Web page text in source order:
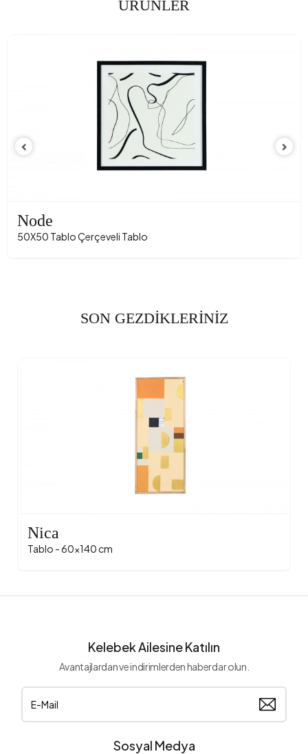
ÜRÜNLER
Node
50X50 Tablo Çerçeveli Tablo
SON GEZDİKLERİNİZ
Nica
Tablo - 60x140 cm
Kelebek Ailesine Katılın
Avantajlardan ve indirimlerden haberdar olun.
Sosyal Medya